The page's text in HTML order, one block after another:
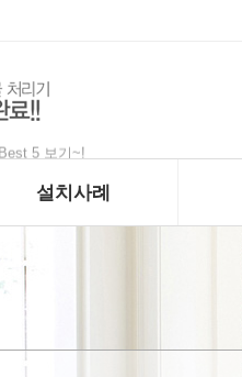
5 보기~!
설치사례